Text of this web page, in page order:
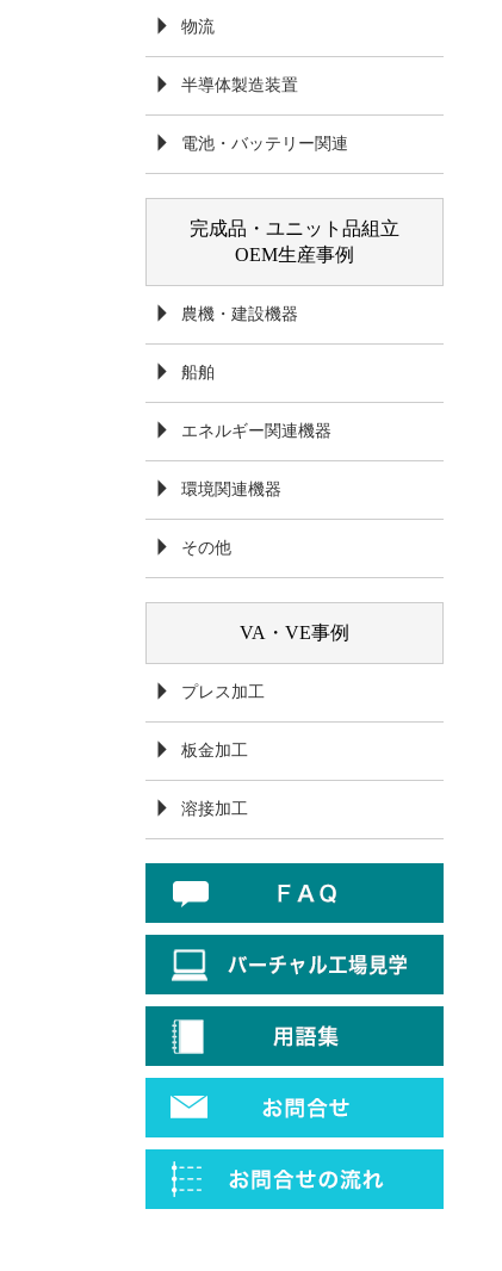
物流
半導体製造装置
電池・バッテリー関連
完成品・ユニット品組立
OEM生産事例
農機・建設機器
船舶
エネルギー関連機器
環境関連機器
その他
VA・VE事例
プレス加工
板金加工
溶接加工